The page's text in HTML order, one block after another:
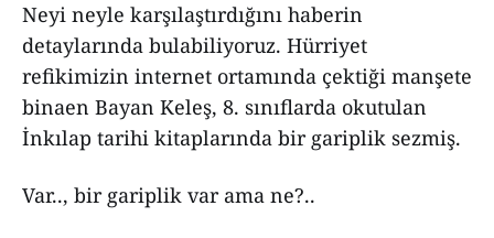
Neyi neyle karşılaştırdığını haberin
detaylarında bulabiliyoruz. Hürriyet
refikimizin internet ortamında çektiği manşete
binaen Bayan Keleş, 8. sınıflarda okutulan
İnkılap tarihi kitaplarında bir gariplik sezmiş.
Var.., bir gariplik var ama ne?..